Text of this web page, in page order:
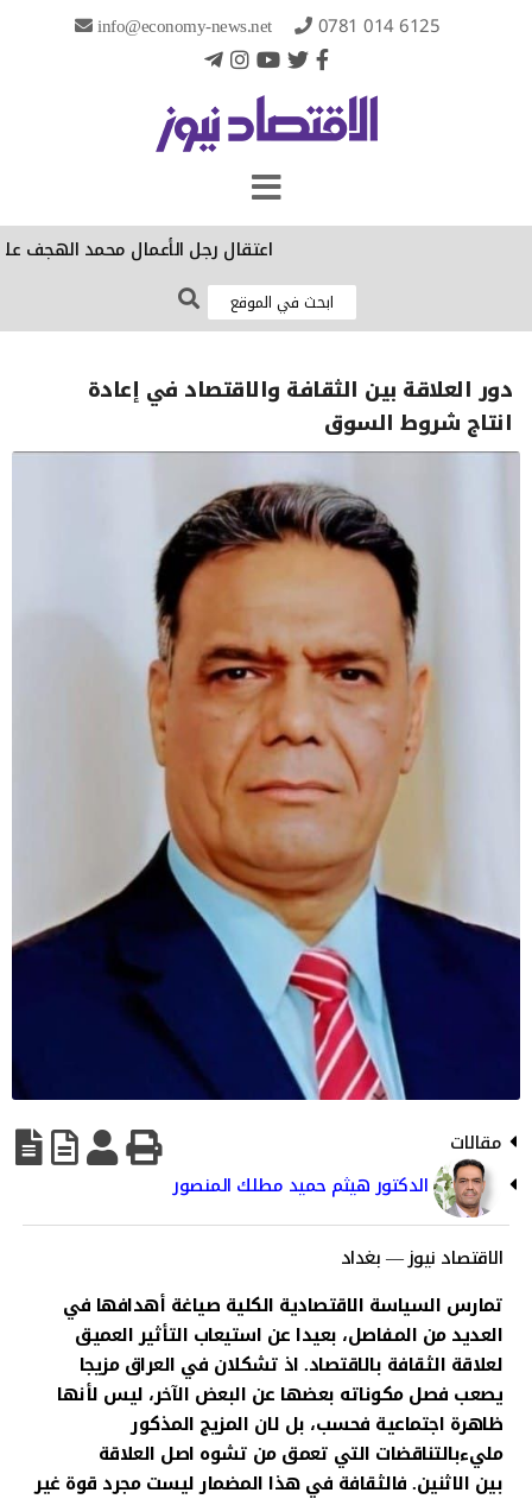
info@economy-news.net 0781 014 6125
‏اعتقال رجل الأعمال محمد الهجف على
دور العلاقة بين الثقافة والاقتصاد في إعادة
انتاج شروط السوق
مقالات
الدكتور هيثم حميد مطلك المنصور
الاقتصاد نيوز — بغداد
تمارس السياسة الاقتصادية الكلية صياغة أهدافها في
العديد من المفاصل، بعيدا عن استيعاب التأثير العميق
لعلاقة الثقافة بالاقتصاد. اذ تشكلان في العراق مزيجا
يصعب فصل مكوناته بعضها عن البعض الآخر، ليس لأنها
ظاهرة اجتماعية فحسب، بل لان المزيج المذكور
مليءبالتناقضات التي تعمق من تشوه اصل العلاقة
بين الاثنين. فالثقافة في هذا المضمار ليست مجرد قوة غير